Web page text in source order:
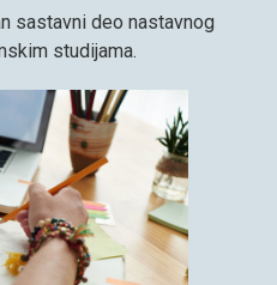
sastavni deo nastavnog
studijama.